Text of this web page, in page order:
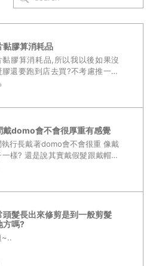
黏膠算消耗品
黏膠算消耗品,所以我以後如果沒
膠還要跑到店去買?不考慮推一下
些..
戴domo會不會很厚重有感覺
執行長戴著domo會不會很重 像戴
一樣? 還是說其實戴假髮跟戴帽子
? 我很怕熱又是夏天 麻煩執行長
頭髮長出來修剪是到一般剪髮
方嗎?
~..